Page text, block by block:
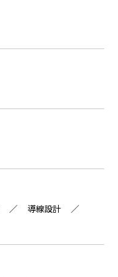
導線設計